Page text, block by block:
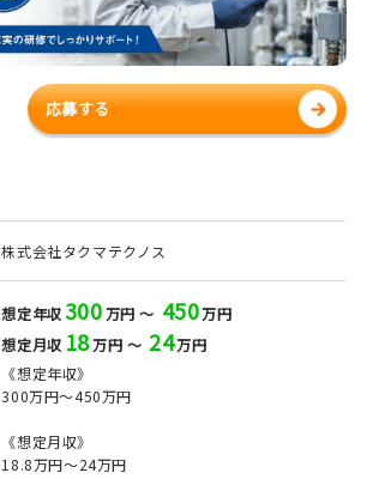
応募する
株式会社タクマテクノス
想定年収300万円 ～ 450万円
想定月収 18万円 ～ 24万円
《想定年収》
300万円～450万円
《想定月収》
18.8万円～24万円